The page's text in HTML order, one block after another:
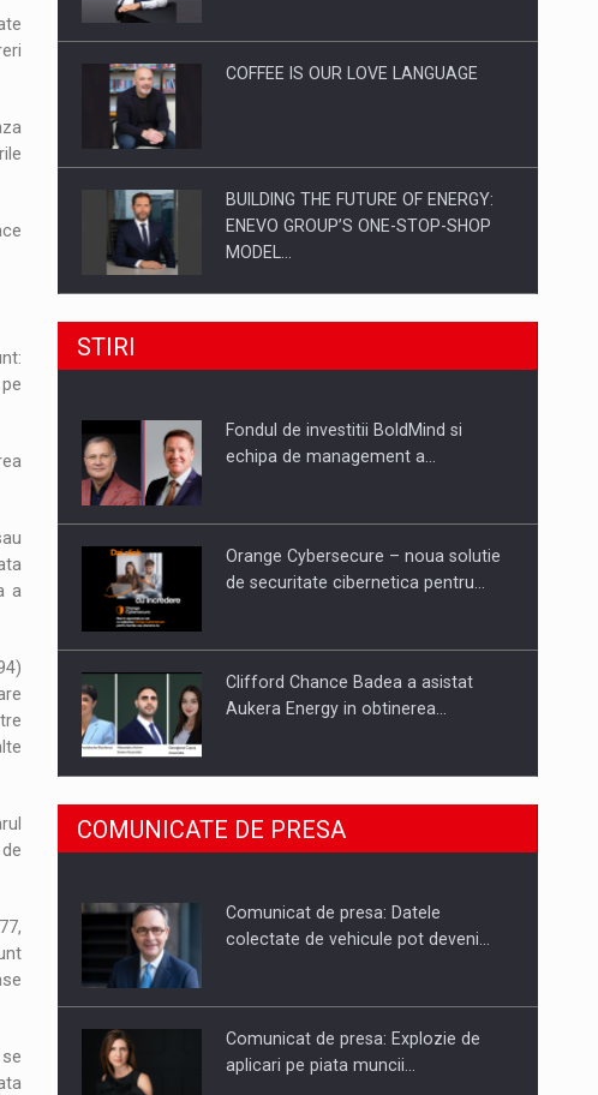
a
COFFEE IS OUR LOVE LANGUAGE
BUILDING THE FUTURE OF ENERGY:
ENEVO GROUP’S ONE-STOP-SHOP
MODEL…
ROOTED IN ROMANIA, BUILT TO
PUTTING ROMANIAN CORPORATE
STIRI
Fondul de investitii BoldMind si
echipa de management a…
Orange Cybersecure – noua solutie
de securitate cibernetica pentru…
Clifford Chance Badea a asistat
Aukera Energy in obtinerea…
SAPTE PERSONALITATI DIN MEDIUL
DE AFACERI, ACADEMIC SI
Hard Enduro Piatra Craiului 2026,
COMUNICATE DE PRESA
Comunicat de presa: Datele
colectate de vehicule pot deveni…
Comunicat de presa: Explozie de
aplicari pe piata muncii…